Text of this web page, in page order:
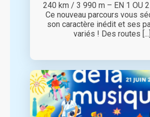
240 km / 3 990 m – EN 1 OU
Ce nouveau parcours vous
son caractère inédit et ses
variés ! Des routes [...]